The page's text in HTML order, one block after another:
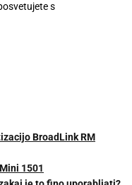
s
BroadLink RM
1501